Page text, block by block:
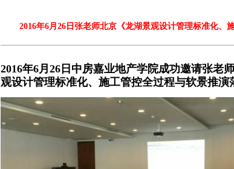
2016年6月26日张老师北京《龙湖景观设计管理标准化、
2016年6月26日中房嘉业地产学院成功邀请张老
观设计管理标准化、施工管控全过程与软景推演